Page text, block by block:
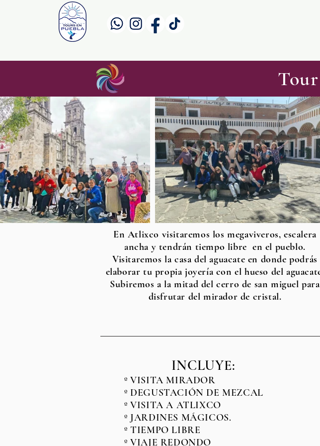
En Atlixco visitaremos los megaviveros, escalera
ancha y tendrán tiempo libre en el pueblo.
Visitaremos la casa del aguacate en donde podrás
elaborar tu propia joyería con el hueso del
Subiremos a la mitad del cerro de san miguel para
disfrutar del mirador de cristal.
INCLUYE:
º VISITA MIRADOR
º DEGUSTACIÓN DE MEZCAL
º VISITA A ATLIXCO
º JARDINES MÁGICOS.
º TIEMPO LIBRE
º VIAJE REDONDO